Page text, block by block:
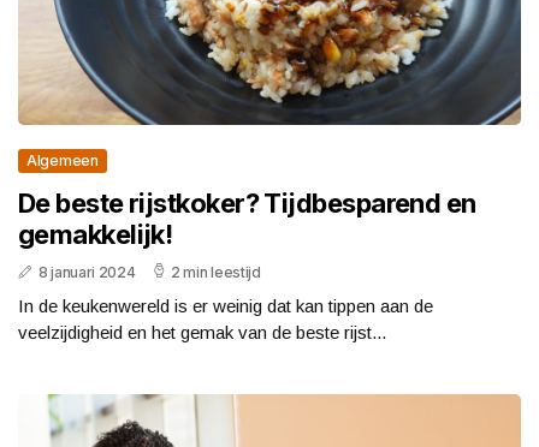
Algemeen
De beste rijstkoker? Tijdbesparend en
gemakkelijk!
8 januari 2024 2 min leestijd
In de keukenwereld is er weinig dat kan tippen aan de
veelzijdigheid en het gemak van de beste rijst...